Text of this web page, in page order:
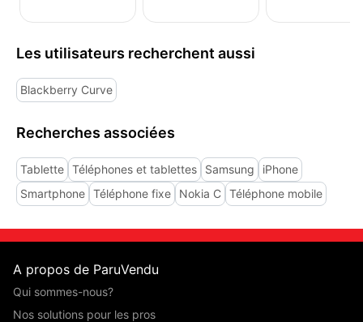
Les utilisateurs recherchent aussi
Blackberry Curve
Recherches associées
Tablette Téléphones et tablettes Samsung
iPhone
Smartphone Téléphone fixe Nokia C Téléphone mobile
A propos de ParuVendu
Qui sommes-nous?
Nos solutions pour les pros